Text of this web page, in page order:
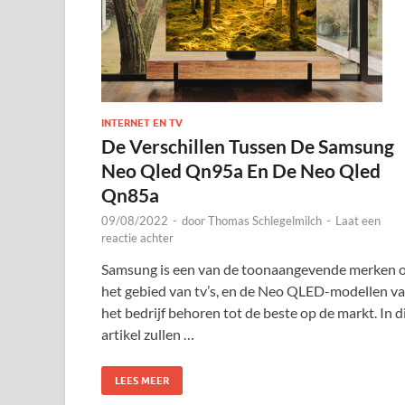
INTERNET EN TV
De Verschillen Tussen De Samsung
Neo Qled Qn95a En De Neo Qled
Qn85a
09/08/2022 - doorThomas Schlegelmilch - Laat een
reactie achter
Samsung is een van de toonaangevende merken
het gebied van tv’s, en de Neo QLED-modellen
het bedrijf behoren tot de beste op de markt. In
artikel zullen …
LEES MEER